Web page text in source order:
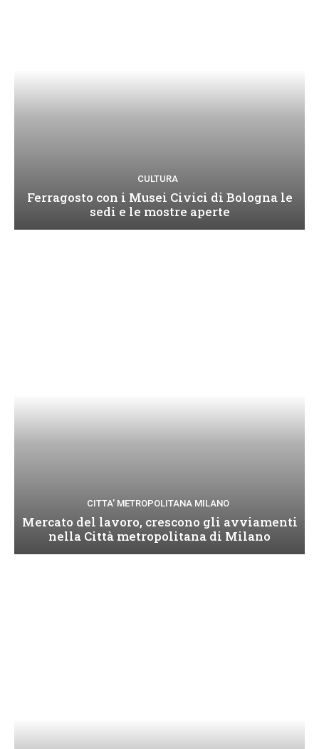
CULTURA
Ferragosto con i Musei Civici di Bologna le
sedi e le mostre aperte
CITTA' METROPOLITANA MILANO
Mercato del lavoro, crescono gli avviamenti
nella Città metropolitana di Milano